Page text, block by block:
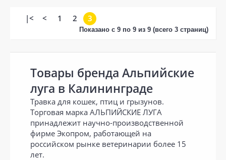
|< < 1 2 3
Показано с 9 по 9 из 9 (всего 3 страниц)
Товары бренда Альпийские
луга в Калининграде
Травка для кошек, птиц и грызунов.
Торговая марка АЛЬПИЙСКИЕ ЛУГА
принадлежит научно-производственной
фирме Экопром, работающей на
российском рынке ветеринарии более 15
лет.